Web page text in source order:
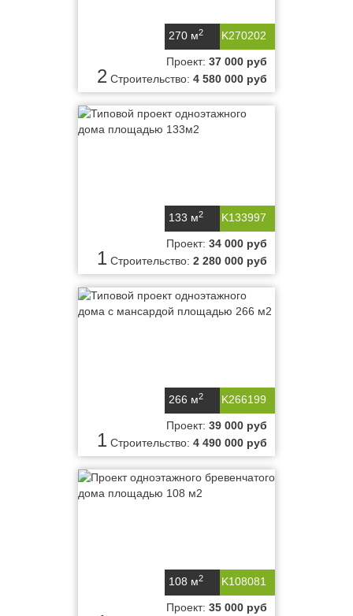
K270202
270 м2
2
Проект: 37 000 руб
Строительство: 4 580 000 руб
K133997
133 м2
1
Проект: 34 000 руб
Строительство: 2 280 000 руб
K266199
266 м2
1
Проект: 39 000 руб
Строительство: 4 490 000 руб
K108081
108 м2
Проект: 35 000 руб